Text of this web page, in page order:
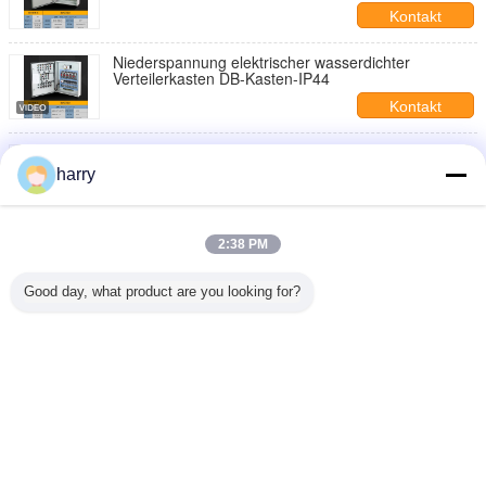
Kontakt
Niederspannung elektrischer wasserdichter
Verteilerkasten DB-Kasten-IP44
Kontakt
Verteilerkasten der 3 Phasen-elektrischen Leistung
400A IP55 imprägniern
harry
2:38 PM
Good day, what product are you looking for?